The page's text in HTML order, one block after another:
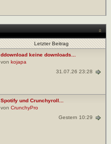
Letzter Beitrag
ddownload keine downloads...
von kojapa
31.07.26 23:28
Spotify und Crunchyroll...
von CrunchyPro
Gestern 10:29